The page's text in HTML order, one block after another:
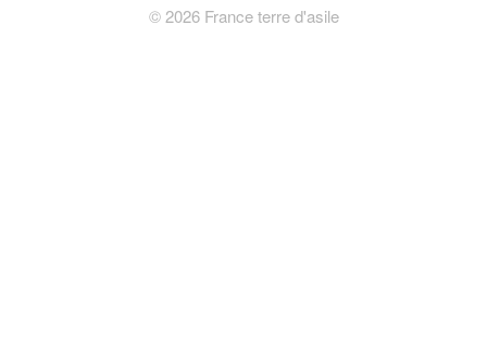
© 2026France terre d'asile